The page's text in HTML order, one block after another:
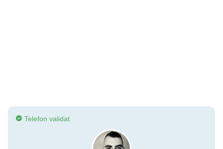
Telefon validat